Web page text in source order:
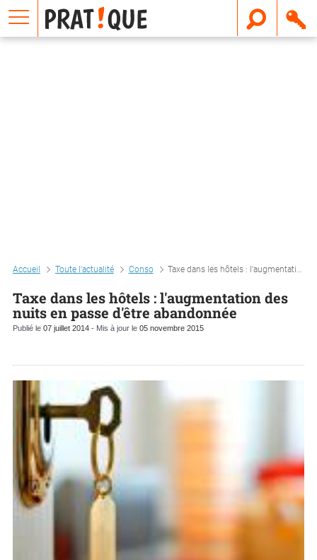
Accueil Toute l'actualité Conso Taxe dans les hôtels : l'augmentation des nuits en passe d'être abandonnée
Taxe dans les hôtels : l'augmentation des
nuits en passe d'être abandonnée
Publié le 07 juillet 2014 - Mis à jour le 05 novembre 2015
E
m
a